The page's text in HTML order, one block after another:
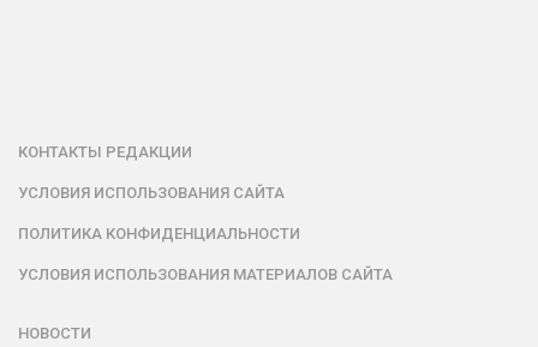
КОНТАКТЫ РЕДАКЦИИ
УСЛОВИЯ ИСПОЛЬЗОВАНИЯ САЙТА
ПОЛИТИКА КОНФИДЕНЦИАЛЬНОСТИ
УСЛОВИЯ ИСПОЛЬЗОВАНИЯ МАТЕРИАЛОВ САЙТА
НОВОСТИ